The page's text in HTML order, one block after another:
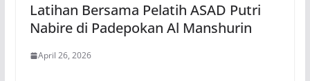
Latihan Bersama Pelatih ASAD Putri
Nabire di Padepokan Al Manshurin
April 26, 2026